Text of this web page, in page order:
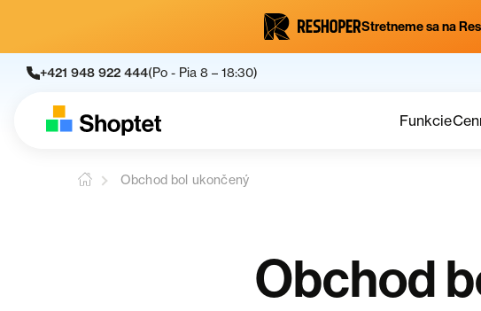
Stretneme sa na
+421 948 922 444(Po - Pia 8 – 18:30)
Funkcie
Obchod bol ukončený
Obchod